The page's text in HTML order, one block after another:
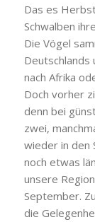
Das es
Schwalben
Die Vögel
Deutschlands
nach Afrika
Doch vorher
denn bei
zwei,
wieder in den
noch etwas
unsere
September.
die